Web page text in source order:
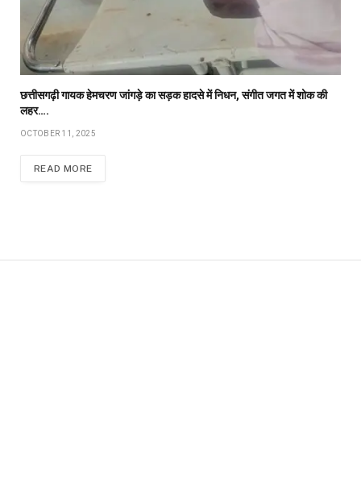
छत्तीसगढ़ी गायक हेमचरण जांगड़े का सड़क हादसे में निधन, संगीत जगत में शोक की
लहर….
OCTOBER 11, 2025
READ MORE